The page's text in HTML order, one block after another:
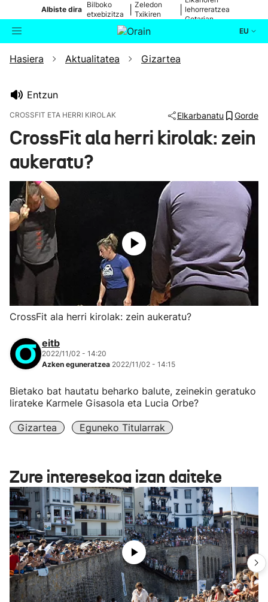
Albiste dira
Bilboko
etxebizitza
Zeledon
Txikiren
lehorreratzea
Getarian
EU
Bilatzailea Aktualitatea
Eguraldia
Hasiera Aktualitatea Gizartea
Entzun
CROSSFIT ETA HERRI KIROLAK Elkarbanatu Gorde
CrossFit ala herri kirolak: zein
aukeratu?
CrossFit ala herri kirolak: zein aukeratu?
eitb
2022/11/02 - 14:20
Azken eguneratzea 2022/11/02 - 14:15
Bietako bat hautatu beharko balute, zeinekin geratuko
lirateke Karmele Gisasola eta Lucia Orbe?
Gizartea Eguneko Titularrak
Zure interesekoa izan daiteke